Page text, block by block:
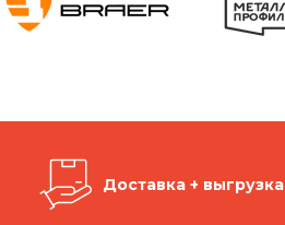
Доставка + выгрузка